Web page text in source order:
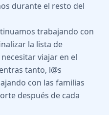
durante el resto del
trabajando con
la lista de
viajar en el
tanto, l@s
con las familias
después de cada